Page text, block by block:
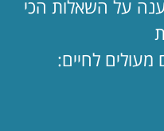
על השאלות הכי
מעולים לחיים: